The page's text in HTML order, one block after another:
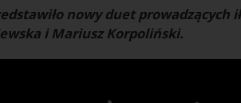
nowy duet prowadzących
i Mariusz Korpoliński.